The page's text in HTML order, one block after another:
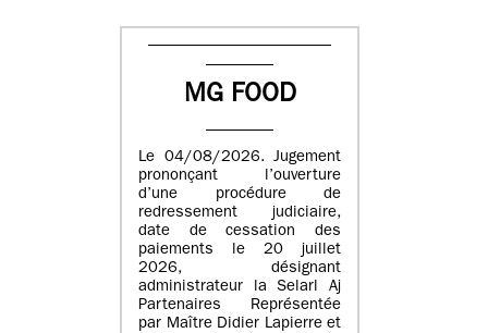
MG FOOD
Le 04/08/2026. Jugement
prononçant l’ouverture
d’une procédure de
redressement judiciaire,
date de cessation des
paiements le 20 juillet
2026, désignant
administrateur la Selarl Aj
Partenaires Représentée
par Maître Didier Lapierre et